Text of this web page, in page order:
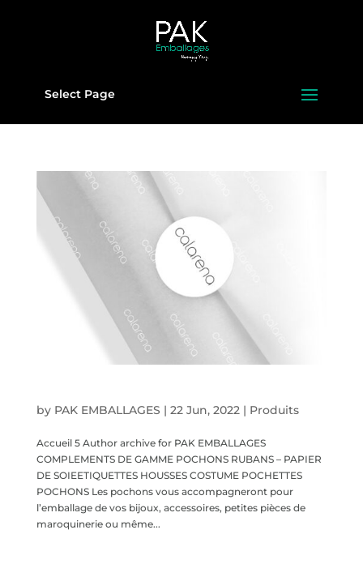
Select Page
by PAK EMBALLAGES | 22 Jun, 2022| Produits
Accueil 5 Author archive for PAK EMBALLAGES
COMPLEMENTS DE GAMME POCHONS RUBANS – PAPIER
DE SOIEETIQUETTES HOUSSES COSTUME POCHETTES
POCHONS Les pochons vous accompagneront pour
l’emballage de vos bijoux, accessoires, petites pièces de
maroquinerie ou même...